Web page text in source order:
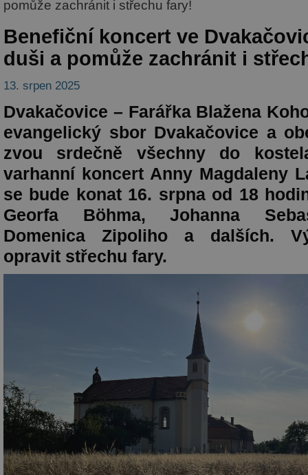
pomůže zachránit i střechu fary!
Benefiční koncert ve
duši a pomůže zachránit i
13. srpen 2025
Dvakačovice – Farářka Blažena
evangelický sbor Dvakačovice a
zvou srdečně všechny do
varhanní koncert Anny Magdaleny
se bude konat 16. srpna od 18
Georfa Böhma, Johanna
Domenica Zipoliho a dalších.
opravit střechu fary.